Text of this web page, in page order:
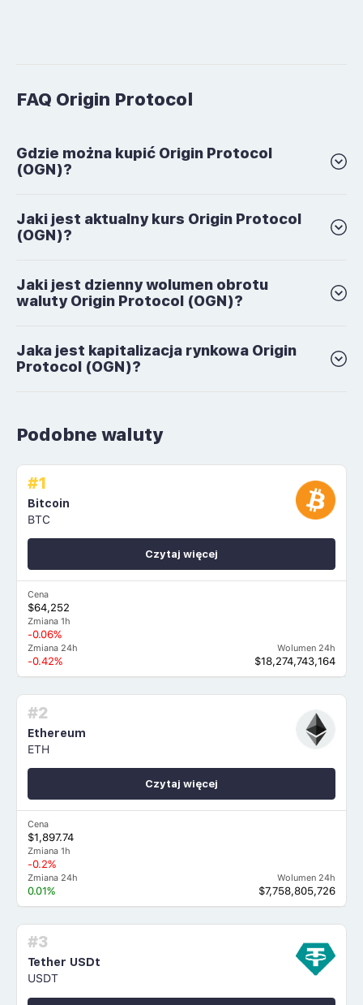
FAQ Origin Protocol
Gdzie można kupić Origin Protocol
(OGN)?
Jaki jest aktualny kurs Origin Protocol
(OGN)?
Jaki jest dzienny wolumen obrotu
waluty Origin Protocol (OGN)?
Jaka jest kapitalizacja rynkowa Origin
Protocol (OGN)?
Podobne waluty
#1
Bitcoin
BTC
Cena
$64,252
Zmiana 1h
-0.06%
Zmiana 24h
-0.42%
Wolumen 24h
$18,274,743,164
Czytaj więcej
#2
Ethereum
ETH
Cena
$1,897.74
Zmiana 1h
-0.2%
Zmiana 24h
0.01%
Wolumen 24h
$7,758,805,726
Czytaj więcej
#3
Tether USDt
USDT